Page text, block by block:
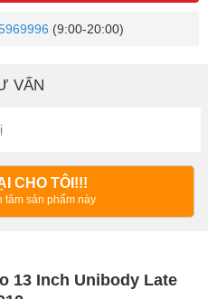
(9:00-20:00)
VẤN
CHO TÔI!!!
tâm sản phẩm này
13 Inch Unibody Late